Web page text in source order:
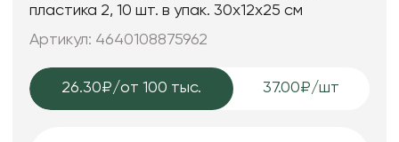
пластика 2, 10 шт. в упак. 30x12x25 см
Артикул: 4640108875962
26.30₽/от 100 тыс. 37.00₽/шт